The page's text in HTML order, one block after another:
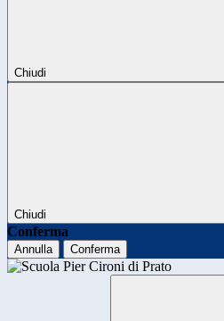
Chiudi
Chiudi
Conferma
Annulla Conferma